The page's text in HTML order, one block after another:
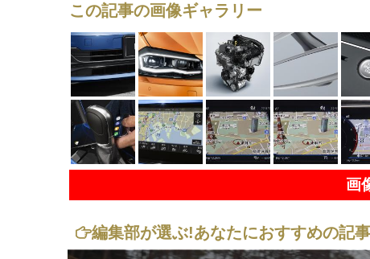
この記事の画像ギャラリー
画
編集部が選ぶ!あなたにおすすめの記事